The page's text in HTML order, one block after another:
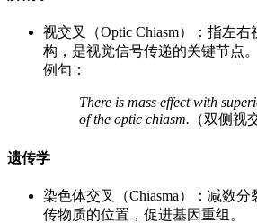
视交叉（Optic Chiasm）：指左
构，是视觉信号传递的关键节点。
例句：
There is mass effect with
of the optic chiasm. （双侧视
遗传学
染色体交叉（Chiasma）：减数
传物质的位置，促进基因重组。